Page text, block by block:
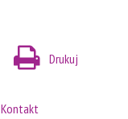
Drukuj
Kontakt